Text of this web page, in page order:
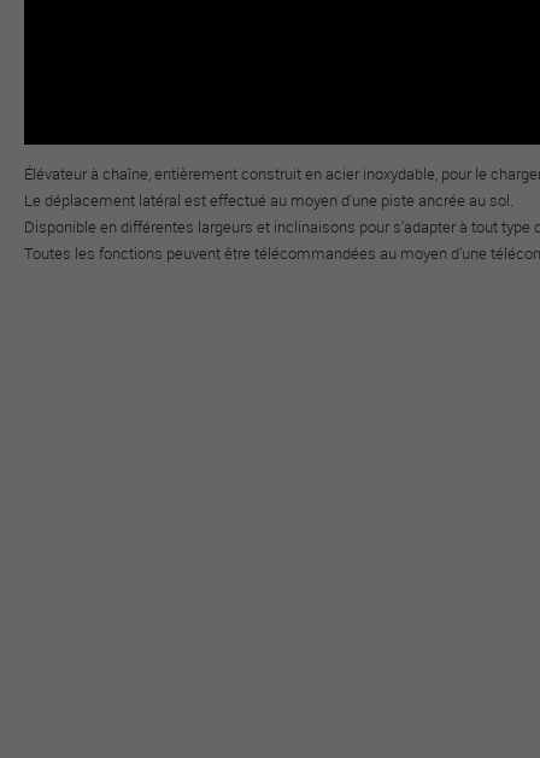
Élévateur à chaîne, entièrement construit en acier inoxydable, pour le
Le déplacement latéral est effectué au moyen d'une piste ancrée au sol.
Disponible en différentes largeurs et inclinaisons pour s'adapter à tout type
Toutes les fonctions peuvent être télécommandées au moyen d’une